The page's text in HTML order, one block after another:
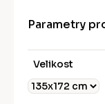
5
hvězdiček.
Parametry
Velikost